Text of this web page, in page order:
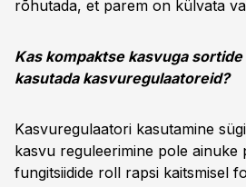
rõhutada, et parem on külvata
Kas kompaktse kasvuga
kasutada kasvuregulaatoreid?
Kasvuregulaatori kasutamine
kasvu reguleerimine pole ainuke
fungitsiidide roll rapsi kaitsmisel